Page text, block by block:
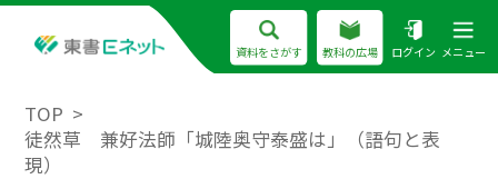
資料をさがす 教科の広場 ログイン メニュー
TOP
徒然草 兼好法師「城陸奥守泰盛は」（語句と表
現）